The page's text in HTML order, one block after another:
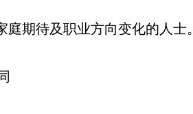
期待及职业方向变化的人士。